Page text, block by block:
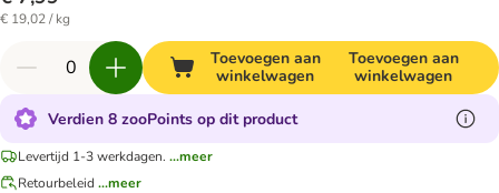
€ 19,02 / kg
Toevoegen aan
winkelwagen
Toevoegen aan
winkelwagen
Verdien 8 zooPoints op dit product
Levertijd 1-3 werkdagen. ...meer
Retourbeleid ...meer